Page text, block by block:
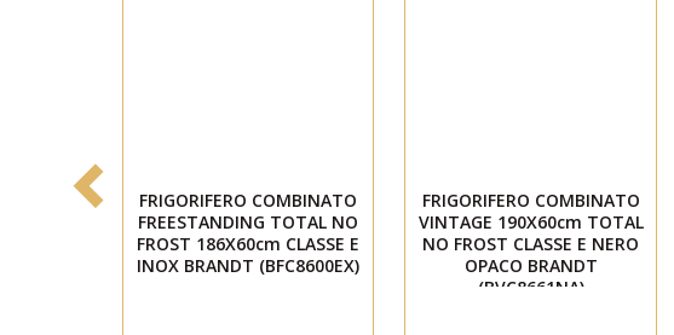
FRIGORIFERO COMBINATO
FREESTANDING TOTAL NO
FROST 186X60cm CLASSE E
INOX BRANDT (BFC8600EX)
FRIGORIFERO COMBINATO
VINTAGE 190X60cm TOTAL
NO FROST CLASSE E NERO
OPACO BRANDT
(BVC8661NA)